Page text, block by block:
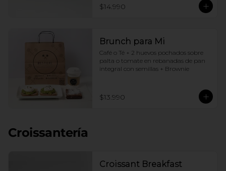
$14.990
Brunch para Mi
Café o Té + 2 huevos pochados sobre
palta o tomate en rebanadas de pan
integral con semillas + Brownie
$13.990
Croissantería
Croissant Breakfast